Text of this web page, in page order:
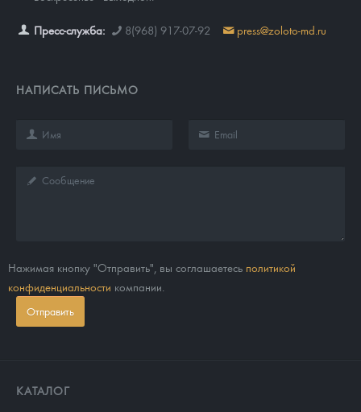
Пресс-служба: 8(968) 917-07-92 press@zoloto-md.ru
НАПИСАТЬ ПИСЬМО
Нажимая кнопку "Отправить", вы соглашаетесь политикой
конфиденциальности компании.
Отправить
КАТАЛОГ